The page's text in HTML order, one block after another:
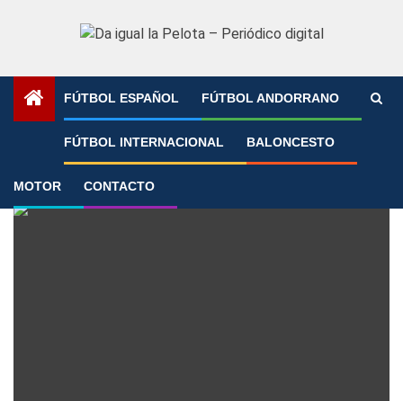
FÚTBOL ESPAÑOL FÚTBOL ANDORRANO
FÚTBOL INTERNACIONAL BALONCESTO
MOTOR CONTACTO
»
paco jemez